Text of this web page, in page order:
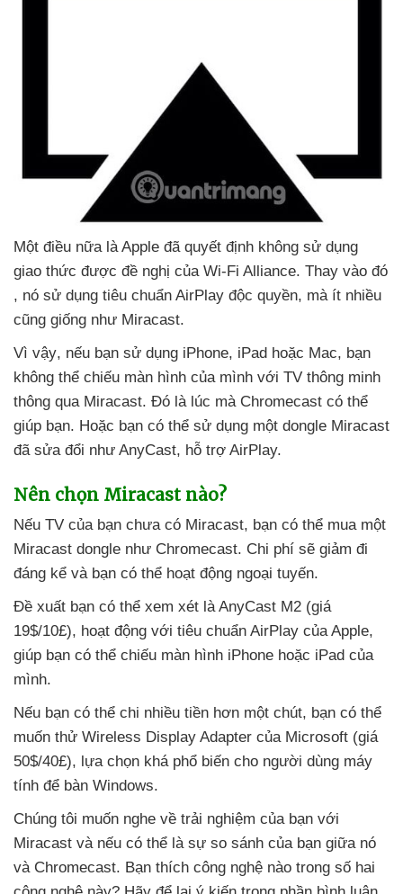
Một điều nữa là Apple đã quyết định không sử dụng
giao thức được đề nghị của Wi-Fi Alliance. Thay vào đó
, nó sử dụng tiêu chuẩn AirPlay độc quyền, mà ít nhiều
cũng giống như Miracast.
Vì vậy, nếu bạn sử dụng iPhone, iPad hoặc Mac, bạn
không thể chiếu màn hình của mình với TV thông minh
thông qua Miracast. Đó là lúc mà Chromecast có thể
giúp bạn. Hoặc bạn có thể sử dụng một dongle Miracast
đã sửa đổi như AnyCast, hỗ trợ AirPlay.
Nên chọn Miracast nào?
Nếu TV của bạn chưa có Miracast, bạn có thể mua một
Miracast dongle như Chromecast. Chi phí sẽ giảm đi
đáng kể và bạn có thể hoạt động ngoại tuyến.
Đề xuất bạn có thể xem xét là AnyCast M2 (giá
19$/10£), hoạt động với tiêu chuẩn AirPlay của Apple,
giúp bạn có thể chiếu màn hình iPhone hoặc iPad của
mình.
Nếu bạn có thể chi nhiều tiền hơn một chút, bạn có thể
muốn thử Wireless Display Adapter của Microsoft (giá
50$/40£), lựa chọn khá phổ biến cho người dùng máy
tính để bàn Windows.
Chúng tôi muốn nghe về trải nghiệm của bạn với
Miracast và nếu có thể là sự so sánh của bạn giữa nó
và Chromecast. Bạn thích công nghệ nào trong số hai